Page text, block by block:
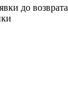
до возврата